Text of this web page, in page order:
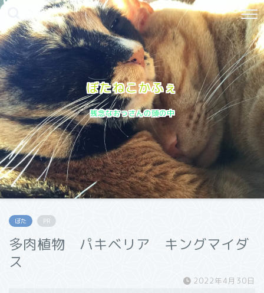
ぼたねこかふぇ
残念なおっさんの頭の中
ぼた PR
多肉植物 パキベリア キングマイダ
ス
2022年4月30日